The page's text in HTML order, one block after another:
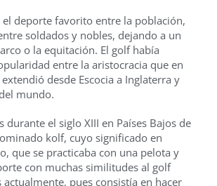
el deporte favorito entre la población,
soldados y nobles, dejando a un
o la equitación. El golf había
entre la aristocracia que en
desde Escocia a Inglaterra y
mundo.
durante el siglo XIII en Países Bajos de
kolf, cuyo significado en
que se practicaba con una pelota y
con muchas similitudes al golf
actualmente, pues consistía en hacer